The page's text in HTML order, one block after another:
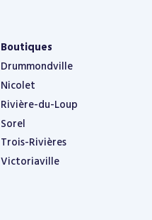
Boutiques
Drummondville
Nicolet
Rivière-du-Loup
Sorel
Trois-Rivières
Victoriaville